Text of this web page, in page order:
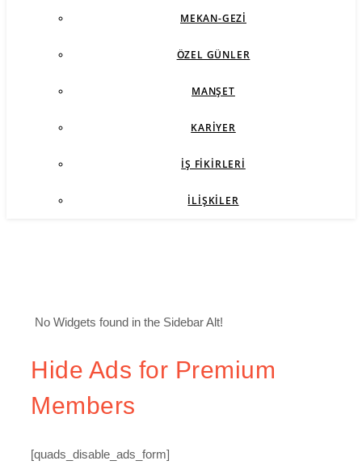
MEKAN-GEZI
ÖZEL GÜNLER
MANŞET
KARIYER
İŞ FIKIRLERI
İLIŞKILER
No Widgets found in the Sidebar Alt!
Hide Ads for Premium
Members
[quads_disable_ads_form]